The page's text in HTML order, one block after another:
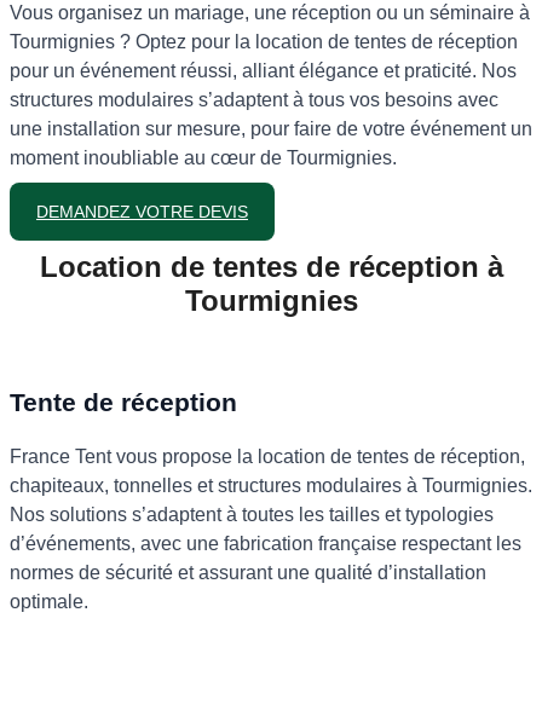
Vous organisez un mariage, une réception ou un séminaire à
Tourmignies ? Optez pour la location de tentes de réception
pour un événement réussi, alliant élégance et praticité. Nos
structures modulaires s’adaptent à tous vos besoins avec
une installation sur mesure, pour faire de votre événement un
moment inoubliable au cœur de Tourmignies.
DEMANDEZ VOTRE DEVIS
Location de tentes de réception à
Tourmignies
Tente de réception
France Tent vous propose la location de tentes de réception,
chapiteaux, tonnelles et structures modulaires à Tourmignies.
Nos solutions s’adaptent à toutes les tailles et typologies
d’événements, avec une fabrication française respectant les
normes de sécurité et assurant une qualité d’installation
optimale.